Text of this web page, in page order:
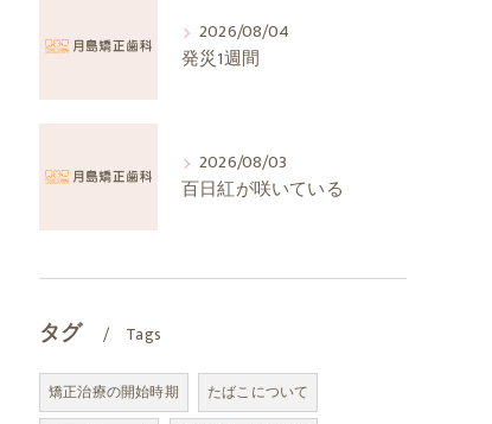
2026/08/04
発災1週間
2026/08/03
百日紅が咲いている
タグ Tags
矯正治療の開始時期
たばこについて